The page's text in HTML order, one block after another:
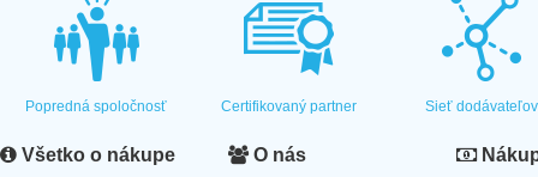
Popredná spoločnosť Certifikovaný partner Sieť dodávateľov
Všetko o nákupe O nás